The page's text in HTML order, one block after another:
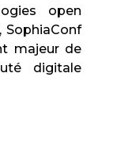
open
SophiaConf
majeur de
digitale